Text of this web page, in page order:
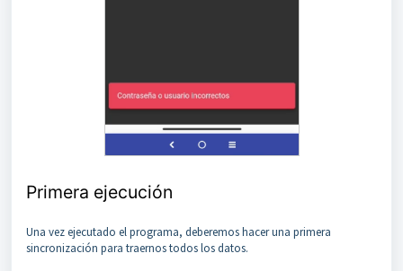
Primera ejecución
Una vez ejecutado el programa, deberemos hacer una primera
sincronización para traernos todos los datos.